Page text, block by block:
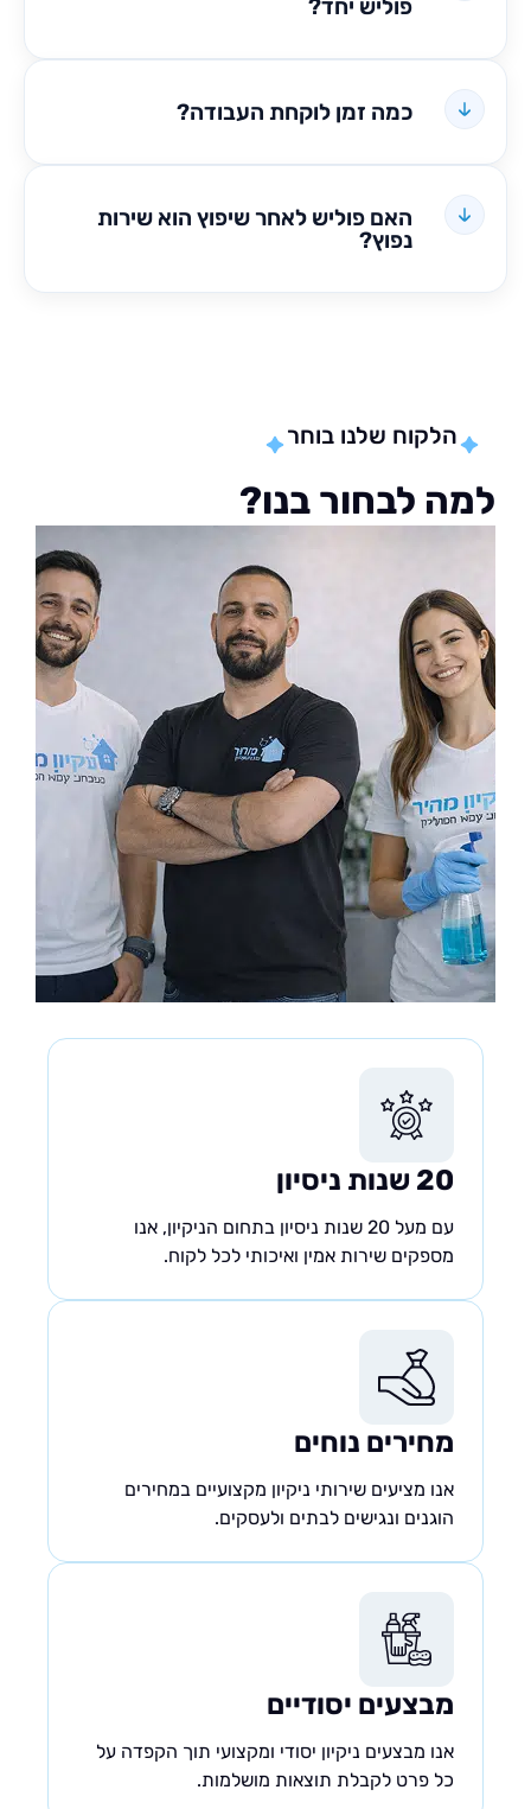
פוליש יחד?
כמה זמן לוקחת העבודה?
האם פוליש לאחר שיפוץ הוא שירות
נפוץ?
הלקוח שלנו בוחר
לבחור בנו?
עם מעל 20 שנות ניסיון בתחום הניקיון, אנו
מספקים שירות אמין ואיכותי לכל לקוח.
מחירים נוחים
אנו מציעים שירותי ניקיון מקצועיים במחירים
הוגנים ונגישים לבתים ולעסקים.
מבצעים יסודיים
אנו מבצעים ניקיון יסודי ומקצועי תוך הקפדה על
כל פרט לקבלת תוצאות מושלמות.